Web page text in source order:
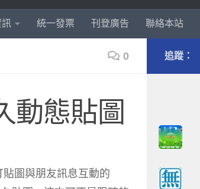
訊 統一發票 刊登廣告 聯絡本站
0
動態貼圖
圖與朋友訊息互動的
追蹤：